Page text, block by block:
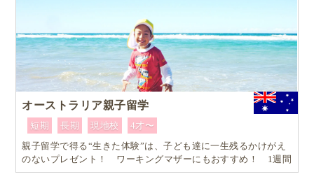
オーストラリア親子留学
短期 長期 現地校
4才〜
親子留学で得る“生きた体験”は、子ども達に一生残るかけがえ
のないプレゼント！ ワーキングマザーにもおすすめ！ 1週間
からはじめるオーストラリア親子留学